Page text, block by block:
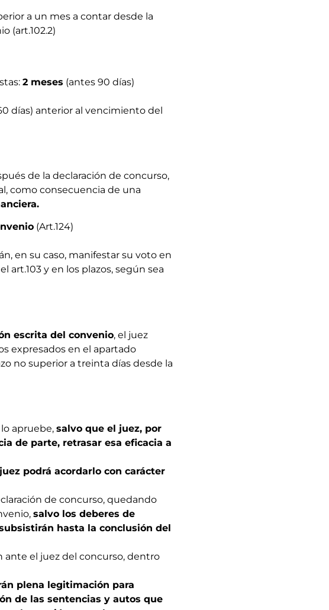
a un mes a contar desde la
(art.102.2)
2 meses (antes 90 días)
días) anterior al vencimiento del
de la declaración de concurso,
como consecuencia de una
.
(Art.124)
en su caso, manifestar su voto en
art.103 y en los plazos, según sea
escrita del convenio, el juez
expresados en el apartado
no superior a treinta días desde la
apruebe, salvo que el juez, por
de parte, retrasar esa eficacia a
podrá acordarlo con carácter
de concurso, quedando
salvo los deberes de
hasta la conclusión del
ante el juez del concurso, dentro
plena legitimación para
de las sentencias y autos que